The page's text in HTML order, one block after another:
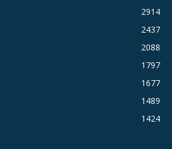
2914
2437
2088
1797
1677
1489
1424